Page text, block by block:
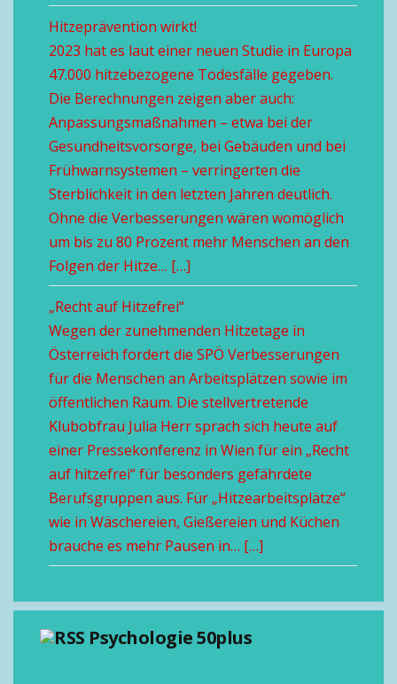
Hitzeprävention wirkt!
2023 hat es laut einer neuen Studie in Europa
47.000 hitzebezogene Todesfälle gegeben.
Die Berechnungen zeigen aber auch:
Anpassungsmaßnahmen – etwa bei der
Gesundheitsvorsorge, bei Gebäuden und bei
Frühwarnsystemen – verringerten die
Sterblichkeit in den letzten Jahren deutlich.
Ohne die Verbesserungen wären womöglich
um bis zu 80 Prozent mehr Menschen an den
Folgen der Hitze… […]
„Recht auf Hitzefrei“
Wegen der zunehmenden Hitzetage in
Österreich fordert die SPÖ Verbesserungen
für die Menschen an Arbeitsplätzen sowie im
öffentlichen Raum. Die stellvertretende
Klubobfrau Julia Herr sprach sich heute auf
einer Pressekonferenz in Wien für ein „Recht
auf hitzefrei“ für besonders gefährdete
Berufsgruppen aus. Für „Hitzearbeitsplätze“
wie in Wäschereien, Gießereien und Küchen
brauche es mehr Pausen in… […]
Psychologie 50plus